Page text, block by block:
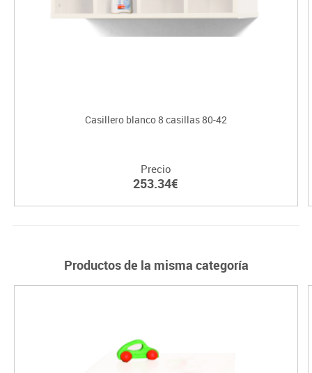
Casillero blanco 8 casillas 80-42
Precio
253.34€
Productos de la misma categoría